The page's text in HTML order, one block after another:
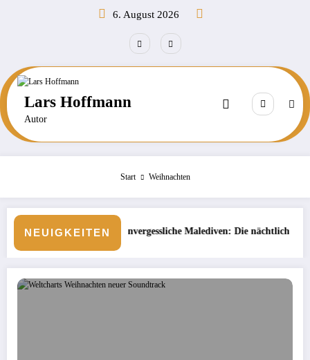
6. August 2026
Lars Hoffmann
Autor
Start Weihnachten
NEUIGKEITEN
Unvergessliche Malediven: Die nächtliche Unterwasserwelt beim